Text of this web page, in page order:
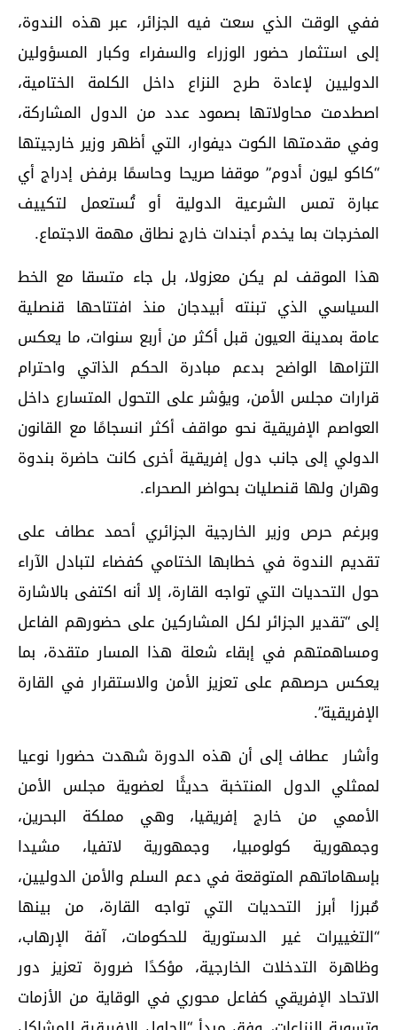
ففي الوقت الذي سعت فيه الجزائر، عبر هذه الندوة،
إلى استثمار حضور الوزراء والسفراء وكبار المسؤولين
الدوليين لإعادة طرح النزاع داخل الكلمة الختامية،
اصطدمت محاولاتها بصمود عدد من الدول المشاركة،
وفي مقدمتها الكوت ديفوار، التي أظهر وزير خارجيتها
“كاكو ليون أدوم” موقفا صريحا وحاسمًا برفض إدراج أي
عبارة تمس الشرعية الدولية أو تُستعمل لتكييف
المخرجات بما يخدم أجندات خارج نطاق مهمة الاجتماع.
هذا الموقف لم يكن معزولا، بل جاء متسقا مع الخط
السياسي الذي تبنته أبيدجان منذ افتتاحها قنصلية
عامة بمدينة العيون قبل أكثر من أربع سنوات، ما يعكس
التزامها الواضح بدعم مبادرة الحكم الذاتي واحترام
قرارات مجلس الأمن، ويؤشر على التحول المتسارع داخل
العواصم الإفريقية نحو مواقف أكثر انسجامًا مع القانون
الدولي إلى جانب دول إفريقية أخرى كانت حاضرة بندوة
وهران ولها قنصليات بحواضر الصحراء.
وبرغم حرص وزير الخارجية الجزائري أحمد عطاف على
تقديم الندوة في خطابها الختامي كفضاء لتبادل الآراء
حول التحديات التي تواجه القارة، إلا أنه اكتفى بالاشارة
إلى “تقدير الجزائر لكل المشاركين على حضورهم الفاعل
ومساهمتهم في إبقاء شعلة هذا المسار متقدة، بما
يعكس حرصهم على تعزيز الأمن والاستقرار في القارة
الإفريقية”.
وأشار عطاف إلى أن هذه الدورة شهدت حضورا نوعيا
لممثلي الدول المنتخبة حديثًا لعضوية مجلس الأمن
الأممي من خارج إفريقيا، وهي مملكة البحرين،
وجمهورية كولومبيا، وجمهورية لاتفيا، مشيدا
بإسهاماتهم المتوقعة في دعم السلم والأمن الدوليين،
مٌبرزا أبرز التحديات التي تواجه القارة، من بينها
“التغييرات غير الدستورية للحكومات، آفة الإرهاب،
وظاهرة التدخلات الخارجية، مؤكدًا ضرورة تعزيز دور
الاتحاد الإفريقي كفاعل محوري في الوقاية من الأزمات